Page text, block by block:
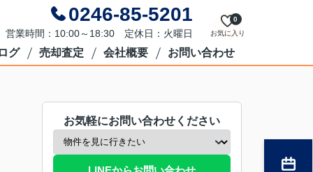
0246-85-5201
営業時間：10:00～18:30 定休日：火曜日 お気に入り
0
グ 売却査定 会社概要 お問い合わせ
お気軽にお問い合わせください